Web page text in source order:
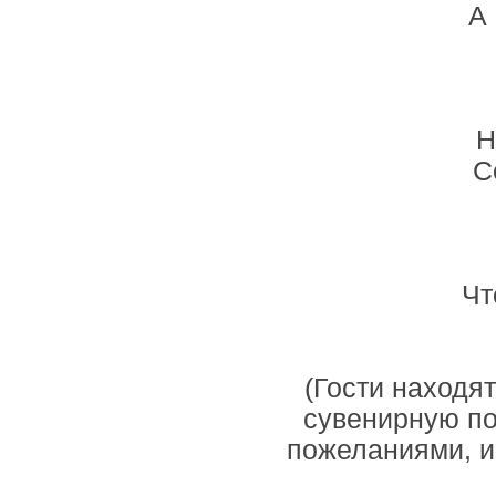
А
(Гости
сувенирную
пожеланиями,